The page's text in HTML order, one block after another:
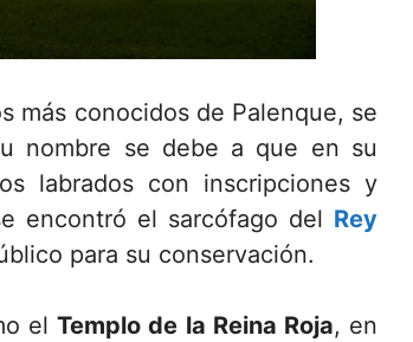
más conocidos de Palenque, se
nombre se debe a que en su
labrados con inscripciones y
encontró el sarcófago del Rey
para su conservación.
elTemplo de la Reina Roja, en